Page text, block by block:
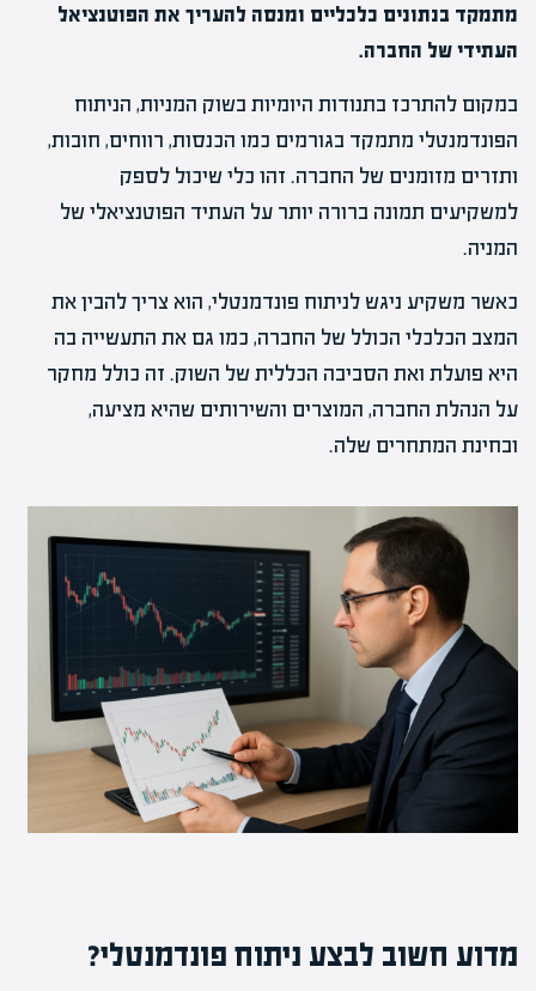
מתמקד בנתונים כלכליים ומנסה להעריך את הפוטנציאל
העתידי של החברה.
במקום להתרכז בתנודות היומיות בשוק המניות, הניתוח
הפונדמנטלי מתמקד בגורמים כמו הכנסות, רווחים, חובות,
ותזרים מזומנים של החברה. זהו כלי שיכול לספק
למשקיעים תמונה ברורה יותר על העתיד הפוטנציאלי של
המניה.
כאשר משקיע ניגש לניתוח פונדמנטלי, הוא צריך להבין את
המצב הכלכלי הכולל של החברה, כמו גם את התעשייה בה
היא פועלת ואת הסביבה הכללית של השוק. זה כולל מחקר
על הנהלת החברה, המוצרים והשירותים שהיא מציעה,
ובחינת המתחרים שלה.
מדוע חשוב לבצע ניתוח פונדמנטלי?